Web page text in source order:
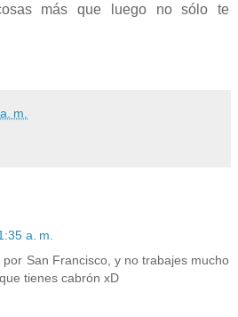
más que luego no sólo te
m.
a. m.
San Francisco, y no trabajes mucho
tienes cabrón xD